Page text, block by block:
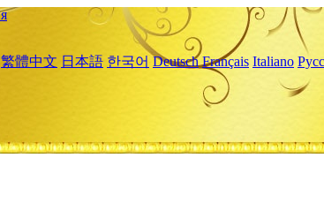
繁體中文 日本語 한국어 Deutsch Français Italiano